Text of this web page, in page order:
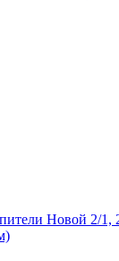
Новой 2/1,